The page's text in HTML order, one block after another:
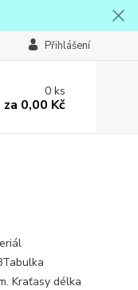
Přihlášení
0ks
za 0,00 Kč
Kraťasy délka